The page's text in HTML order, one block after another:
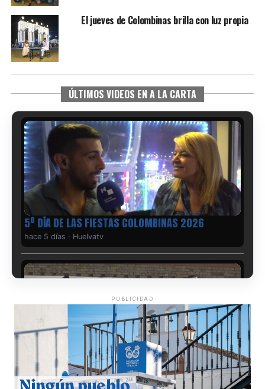
El jueves de Colombinas brilla con luz propia
ÚLTIMOS VIDEOS EN A LA CARTA
5º DÍA DE LAS FIESTAS COLOMBINAS 2026
hace 5 días · Huelvatv
CUARTA CORRIDA DE LAS FIESTAS COLOMBINAS
2026
PUBLICIDAD